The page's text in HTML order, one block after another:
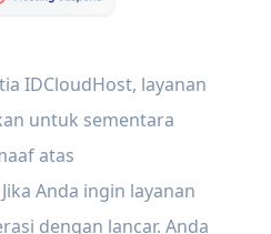
IDCloudHost, layanan
untuk sementara
atas
Anda ingin layanan
dengan lancar. Anda